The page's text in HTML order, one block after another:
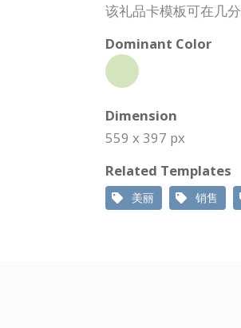
该礼品卡模板可在几
Dominant Color
Dimension
559 x 397 px
Related Templates
美丽 销售